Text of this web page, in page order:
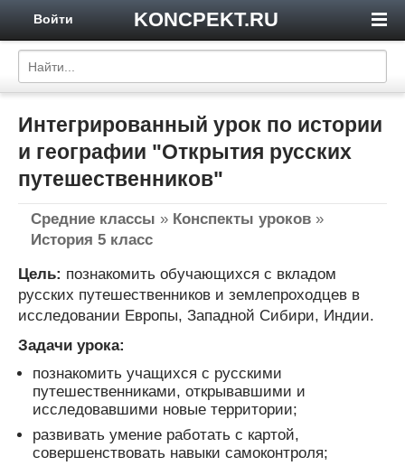
KONCPEKT.RU
Войти
Интегрированный урок по истории
и географии "Открытия русских
путешественников"
Средние классы » Конспекты уроков »
История 5 класс
Цель: познакомить обучающихся с вкладом
русских путешественников и землепроходцев в
исследовании Европы, Западной Сибири, Индии.
Задачи урока:
познакомить учащихся с русскими
путешественниками, открывавшими и
исследовавшими новые территории;
развивать умение работать с картой,
совершенствовать навыки самоконтроля;